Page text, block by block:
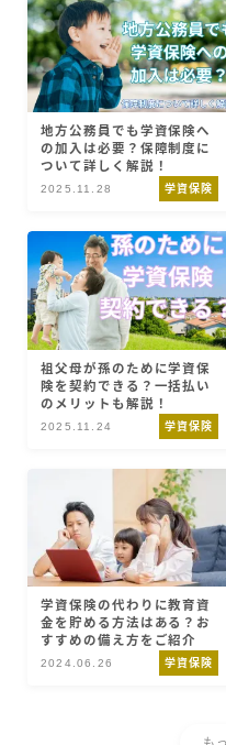
地方公務員でも学資保険へ
の加入は必要？保障制度に
ついて詳しく解説！
2025.11.28 学資保険
祖父母が孫のために学資保
険を契約できる？一括払い
のメリットも解説！
2025.11.24 学資保険
学資保険の代わりに教育資
金を貯める方法はある？お
すすめの備え方をご紹介
2024.06.26 学資保険